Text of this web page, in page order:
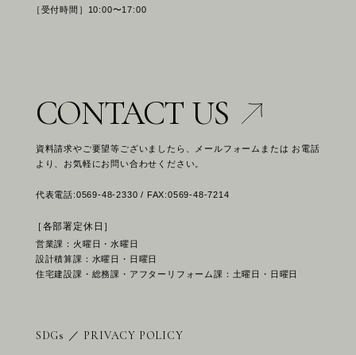
［受付時間］10:00〜17:00
CONTACT US
資料請求やご要望等ございましたら、メールフォームまたは お電話
より、お気軽にお問い合わせください。
代表電話:0569-48-2330 / FAX:0569-48-7214
［各部署定休日］
営業課：火曜日・水曜日
設計積算課：水曜日・日曜日
住宅建設課・総務課・アフターリフォーム課：土曜日・日曜日
SDGs ／ PRIVACY POLICY